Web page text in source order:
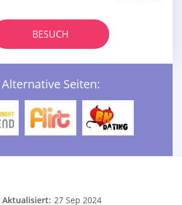
BESUCH
Alternative Seiten:
Aktualisiert: 27 Sep 2024